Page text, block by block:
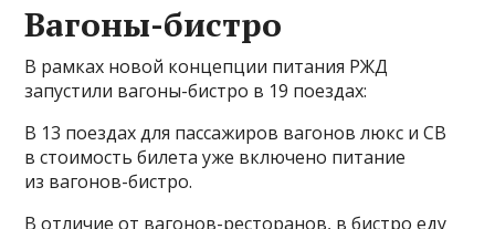
Вагоны-бистро
В рамках новой концепции питания РЖД
запустили вагоны-бистро в 19 поездах:
В 13 поездах для пассажиров вагонов люкс и СВ
в стоимость билета уже включено питание
из вагонов-бистро.
В отличие от вагонов-ресторанов, в бистро еду